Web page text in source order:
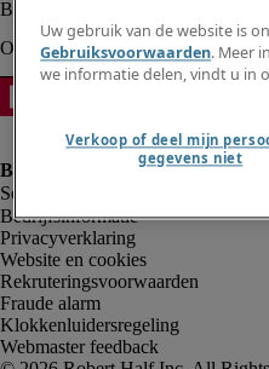
Bedrijfsinformatie
Privacyverklaring
Website en cookies
Rekruteringsvoorwaarden
Fraude alarm
Klokkenluidersregeling
Webmaster feedback
Uw gebruik van de website is
Gebruiksvoorwaarden. Meer
we informatie delen, vindt u in
Verkoop of deel mijn
gegevens niet